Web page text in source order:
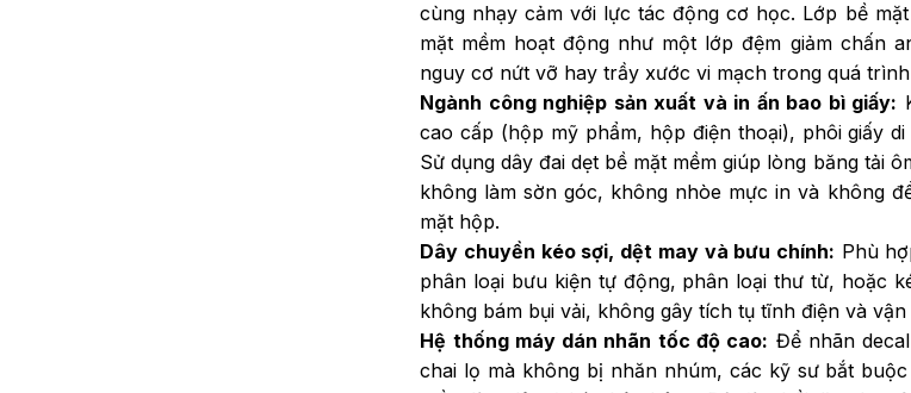
cùng nhạy cảm với lực tác động cơ học. Lớp bề
mặt mềm hoạt động như một lớp đệm giảm chấn
nguy cơ nứt vỡ hay trầy xước vi mạch trong quá
Ngành công nghiệp sản xuất và in ấn bao bì giấy:
cao cấp (hộp mỹ phẩm, hộp điện thoại), phôi giấy
Sử dụng dây đai dẹt bề mặt mềm giúp lòng băng tải
không làm sờn góc, không nhòe mực in và không
mặt hộp.
Dây chuyền kéo sợi, dệt may và bưu chính: Phù
phân loại bưu kiện tự động, phân loại thư từ, hoặc
không bám bụi vải, không gây tích tụ tĩnh điện và
Hệ thống máy dán nhãn tốc độ cao: Để nhãn
chai lọ mà không bị nhăn nhúm, các kỹ sư bắt